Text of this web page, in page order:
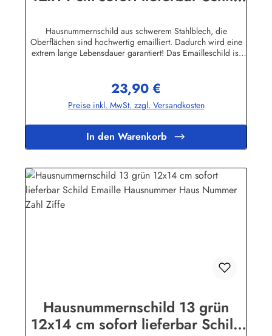
Nummer Zahl Ziffe
Hausnummernschild aus schwerem Stahlblech, die
Oberflächen sind hochwertig emailliert. Dadurch wird eine
extrem lange Lebensdauer garantiert! Das Emailleschild ist
stand! Wetterfest und UV-beständigNicht das Passende
gefunden? Hier geht's zu den Hausnummern nach Wunsch
Herstellerinformationen:Buddel-Bini Inh. Eda Binikowski
Regulärer Preis:
23,90 €
Preise inkl. MwSt. zzgl. Versandkosten
In den Warenkorb
Hausnummernschild 13 grün
12x14 cm sofort lieferbar Schild